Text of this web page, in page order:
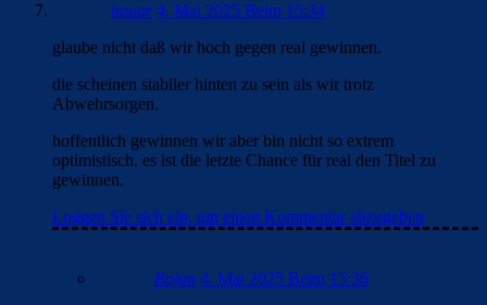
hauar 4. Mai 2025 Beim 15:34
glaube nicht daß wir hoch gegen real gewinnen.
die scheinen stabiler hinten zu sein als wir trotz
Abwehrsorgen.
hoffentlich gewinnen wir aber bin nicht so extrem
optimistisch. es ist die letzte Chance für real den Titel zu
gewinnen.
Loggen Sie sich ein, um einen Kommentar abzugeben
Bojan 4. Mai 2025 Beim 15:36